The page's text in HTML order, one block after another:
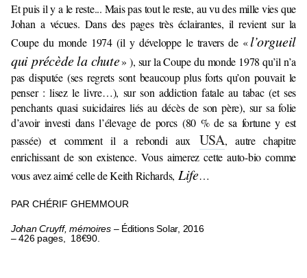
Et puis il y a le reste... Mais pas tout le reste, au vu des mille vies que
Johan a vécues. Dans des pages très éclairantes, il revient sur la
Coupe du monde 1974 (il y développe le travers de «l’orgueil
qui précède la chute» ), sur la Coupe du monde 1978 qu’il n’a
pas disputée (ses regrets sont beaucoup plus forts qu’on pouvait le
penser : lisez le livre…), sur son addiction fatale au tabac (et ses
penchants quasi suicidaires liés au décès de son père), sur sa folie
d’avoir investi dans l’élevage de porcs (80 % de sa fortune y est
passée) et comment il a rebondi aux USA, autre chapitre
enrichissant de son existence. Vous aimerez cette auto-bio comme
vous avez aimé celle de Keith Richards, Life…
PAR CHÉRIF GHEMMOUR
Johan Cruyff, mémoires– Éditions Solar, 2016
– 426 pages, 18€90.